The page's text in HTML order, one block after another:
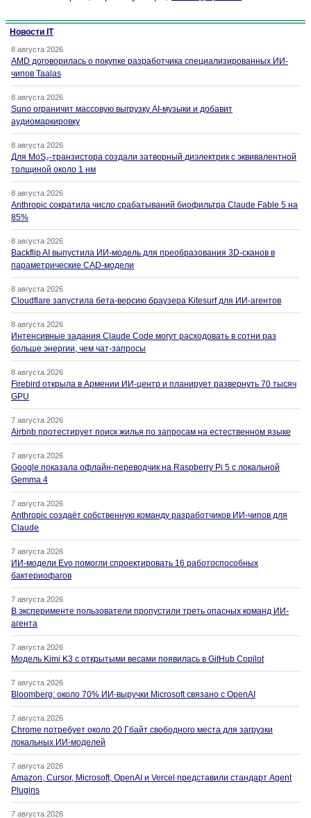
Новости IT
8 августа 2026
AMD договорилась о покупке разработчика специализированных ИИ-
чипов Taalas
8 августа 2026
Suno ограничит массовую выгрузку AI-музыки и добавит
аудиомаркировку
8 августа 2026
Для MoS₂-транзистора создали затворный диэлектрик с эквивалентной
толщиной около 1 нм
8 августа 2026
Anthropic сократила число срабатываний биофильтра Claude Fable 5 на
85%
8 августа 2026
Backflip AI выпустила ИИ-модель для преобразования 3D-сканов в
параметрические CAD-модели
8 августа 2026
Cloudflare запустила бета-версию браузера Kitesurf для ИИ-агентов
8 августа 2026
Интенсивные задания Claude Code могут расходовать в сотни раз
больше энергии, чем чат-запросы
8 августа 2026
Firebird открыла в Армении ИИ-центр и планирует развернуть 70 тысяч
GPU
7 августа 2026
Airbnb протестирует поиск жилья по запросам на естественном языке
7 августа 2026
Google показала офлайн-переводчик на Raspberry Pi 5 с локальной
Gemma 4
7 августа 2026
Anthropic создаёт собственную команду разработчиков ИИ-чипов для
Claude
7 августа 2026
ИИ-модели Evo помогли спроектировать 16 работоспособных
бактериофагов
7 августа 2026
В эксперименте пользователи пропустили треть опасных команд ИИ-
агента
7 августа 2026
Модель Kimi K3 с открытыми весами появилась в GitHub Copilot
7 августа 2026
Bloomberg: около 70% ИИ-выручки Microsoft связано с OpenAI
7 августа 2026
Chrome потребует около 20 Гбайт свободного места для загрузки
локальных ИИ-моделей
7 августа 2026
Amazon, Cursor, Microsoft, OpenAI и Vercel представили стандарт Agent
Plugins
7 августа 2026